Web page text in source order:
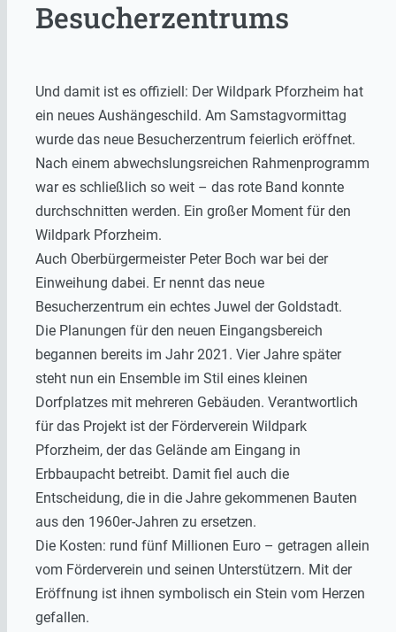
Besucherzentrums
Und damit ist es offiziell: Der Wildpark Pforzheim hat
ein neues Aushängeschild. Am Samstagvormittag
wurde das neue Besucherzentrum feierlich eröffnet.
Nach einem abwechslungsreichen Rahmenprogramm
war es schließlich so weit – das rote Band konnte
durchschnitten werden. Ein großer Moment für den
Wildpark Pforzheim.
Auch Oberbürgermeister Peter Boch war bei der
Einweihung dabei. Er nennt das neue
Besucherzentrum ein echtes Juwel der Goldstadt.
Die Planungen für den neuen Eingangsbereich
begannen bereits im Jahr 2021. Vier Jahre später
steht nun ein Ensemble im Stil eines kleinen
Dorfplatzes mit mehreren Gebäuden. Verantwortlich
für das Projekt ist der Förderverein Wildpark
Pforzheim, der das Gelände am Eingang in
Erbbaupacht betreibt. Damit fiel auch die
Entscheidung, die in die Jahre gekommenen Bauten
aus den 1960er-Jahren zu ersetzen.
Die Kosten: rund fünf Millionen Euro – getragen allein
vom Förderverein und seinen Unterstützern. Mit der
Eröffnung ist ihnen symbolisch ein Stein vom Herzen
gefallen.